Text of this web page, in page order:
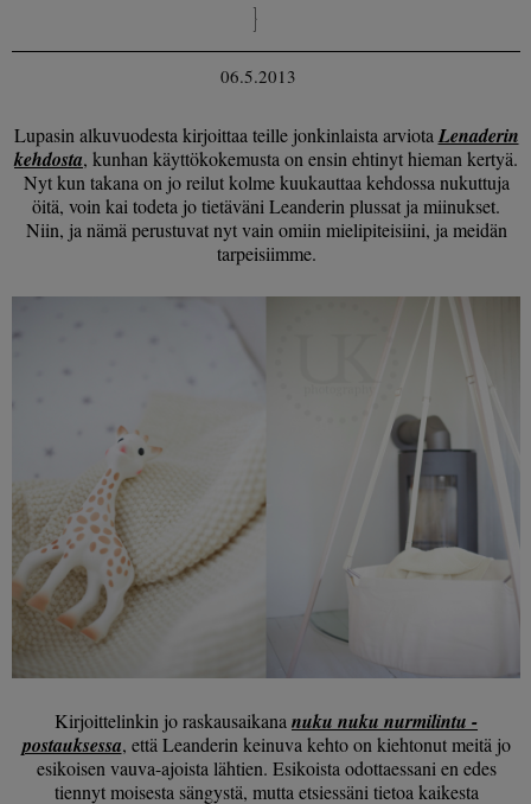
}
06.5.2013
Lupasin alkuvuodesta kirjoittaa teille jonkinlaista arviotaLenaderin
kehdosta, kunhan käyttökokemusta on ensin ehtinyt hieman kertyä.
Nyt kun takana on jo reilut kolme kuukauttaa kehdossa nukuttuja
öitä, voin kai todeta jo tietäväni Leanderin plussat ja miinukset.
Niin, ja nämä perustuvat nyt vain omiin mielipiteisiini, ja meidän
tarpeisiimme.
Kirjoittelinkin jo raskausaikananuku nuku nurmilintu -
postauksessa, että Leanderin keinuva kehto on kiehtonut meitä jo
esikoisen vauva-ajoista lähtien. Esikoista odottaessani en edes
tiennyt moisesta sängystä, mutta etsiessäni tietoa kaikesta